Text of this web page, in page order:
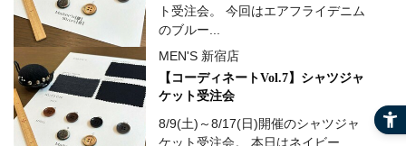
ト受注会。 今回はエアフライデニム
のブルー...
MEN'S 新宿店
【コーディネートVol.7】シャツジャ
ケット受注会
8/9(土)～8/17(日)開催のシャツジャ
ケット受注会。 本日はネイビー...